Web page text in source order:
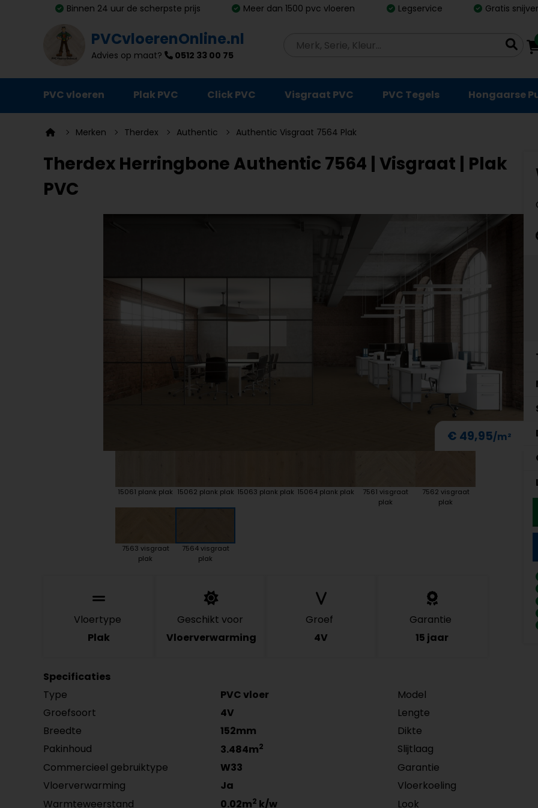
Binnen 24 uur de scherpste prijs Meer dan 1500 pvc vloeren Legservice Gratis
PVCvloerenOnline.nl
Advies op maat? 0512 33 00 75
PVC vloeren Plak PVC Click PVC Visgraat PVC PVC Tegels Hongaarse
Ondervloeren
Plinten
Plint accessoires
Merken Therdex Authentic Authentic Visgraat 7564 Plak
Therdex Herringbone Authentic 7564 | Visgraat | Plak
PVC
€ 49,95
15061 plank plak 15062 plank plak 15063 plank plak 15064 plank plak
7561 visgraat
plak
7562 visgraat
plak
7563 visgraat
plak
7564 visgraat
plak
Vloertype
Plak
Geschikt voor
Vloerverwarming
Groef
4V
Garantie
15 jaar
Specificaties
Type
PVC vloer Model
Groefsoort
4V Lengte
Breedte
152mm Dikte
Pakinhoud
3.484m2 Slijtlaag
Commercieel gebruiktype
W33 Garantie
Vloerverwarming
Ja Vloerkoeling
Warmteweerstand
0.02m2 k/w Look